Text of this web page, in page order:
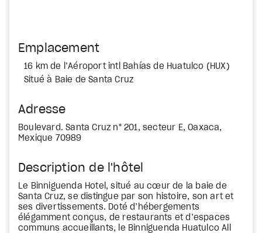
Emplacement
16 km de l’Aéroport intl Bahías de Huatulco (HUX)
Situé à Baie de Santa Cruz
Adresse
Boulevard. Santa Cruz n° 201, secteur E, Oaxaca,
Mexique 70989
Description de l'hôtel
Le Binniguenda Hotel, situé au cœur de la baie de
Santa Cruz, se distingue par son histoire, son art et
ses divertissements. Doté d’hébergements
élégamment conçus, de restaurants et d’espaces
communs accueillants, le Binniguenda Huatulco All